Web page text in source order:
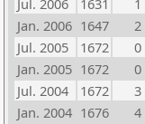
Jul. 2006
1631 1
Jan. 2006 1647 2
Jul. 2005
1672 0
Jan. 2005 1672 0
Jul. 2004
1672 3
Jan. 2004 1676 4